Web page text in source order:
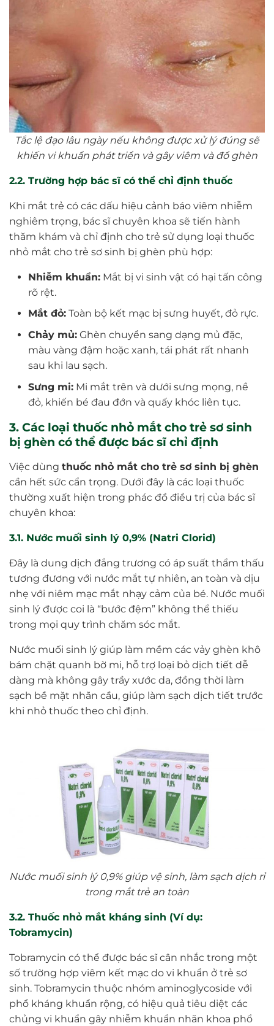
Tắc lệ đạo lâu ngày nếu không được xử lý đúng sẽ
khiến vi khuẩn phát triển và gây viêm và đổ ghèn
2.2. Trường hợp bác sĩ có thể chỉ định thuốc
Khi mắt trẻ có các dấu hiệu cảnh báo viêm nhiễm
nghiêm trọng, bác sĩ chuyên khoa sẽ tiến hành
thăm khám và chỉ định cho trẻ sử dụng loại thuốc
nhỏ mắt cho trẻ sơ sinh bị ghèn phù hợp:
Nhiễm khuẩn:Mắt bị vi sinh vật có hại tấn công
rõ rệt.
Mắt đỏ:Toàn bộ kết mạc bị sưng huyết, đỏ rực.
Chảy mủ:Ghèn chuyển sang dạng mủ đặc,
màu vàng đậm hoặc xanh, tái phát rất nhanh
sau khi lau sạch.
Sưng mi:Mi mắt trên và dưới sưng mọng, nề
đỏ, khiến bé đau đớn và quấy khóc liên tục.
3. Các loại thuốc nhỏ mắt cho trẻ sơ sinh
bị ghèn có thể được bác sĩ chỉ định
Việc dùng thuốc nhỏ mắt cho trẻ sơ sinh bị ghèn
cần hết sức cẩn trọng. Dưới đây là các loại thuốc
thường xuất hiện trong phác đồ điều trị của bác sĩ
chuyên khoa:
3.1. Nước muối sinh lý 0,9% (Natri Clorid)
Đây là dung dịch đẳng trương có áp suất thẩm thấu
tương đương với nước mắt tự nhiên, an toàn và dịu
nhẹ với niêm mạc mắt nhạy cảm của bé. Nước muối
sinh lý được coi là “bước đệm” không thể thiếu
trong mọi quy trình chăm sóc mắt.
Nước muối sinh lý giúp làm mềm các vảy ghèn khô
bám chặt quanh bờ mi, hỗ trợ loại bỏ dịch tiết dễ
dàng mà không gây trầy xước da, đồng thời làm
sạch bề mặt nhãn cầu, giúp làm sạch dịch tiết trước
khi nhỏ thuốc theo chỉ định.
Nước muối sinh lý 0,9% giúp vệ sinh, làm sạch dịch rỉ
trong mắt trẻ an toàn
3.2. Thuốc nhỏ mắt kháng sinh (Ví dụ:
Tobramycin)
Tobramycin có thể được bác sĩ cân nhắc trong một
số trường hợp viêm kết mạc do vi khuẩn ở trẻ sơ
sinh. Tobramycin thuộc nhóm aminoglycoside với
phổ kháng khuẩn rộng, có hiệu quả tiêu diệt các
chủng vi khuẩn gây nhiễm khuẩn nhãn khoa phổ